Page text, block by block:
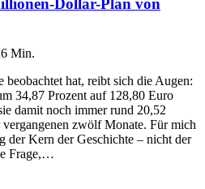
Dollar-Plan von
Min.
beobachtet hat, reibt sich die Augen:
34,87 Prozent auf 128,80 Euro
damit noch immer rund 20,52
zwölf Monate. Für mich
der Kern der Geschichte – nicht der
Frage,…